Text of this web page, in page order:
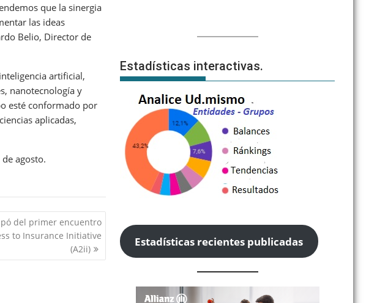
que la sinergia
las ideas
Belio, Director de
artificial,
nanotecnología y
esté conformado por
aplicadas,
agosto.
del primer encuentro
to Insurance Initiative
(A2ii)
Estadísticas interactivas.
Estadísticas recientes publicadas